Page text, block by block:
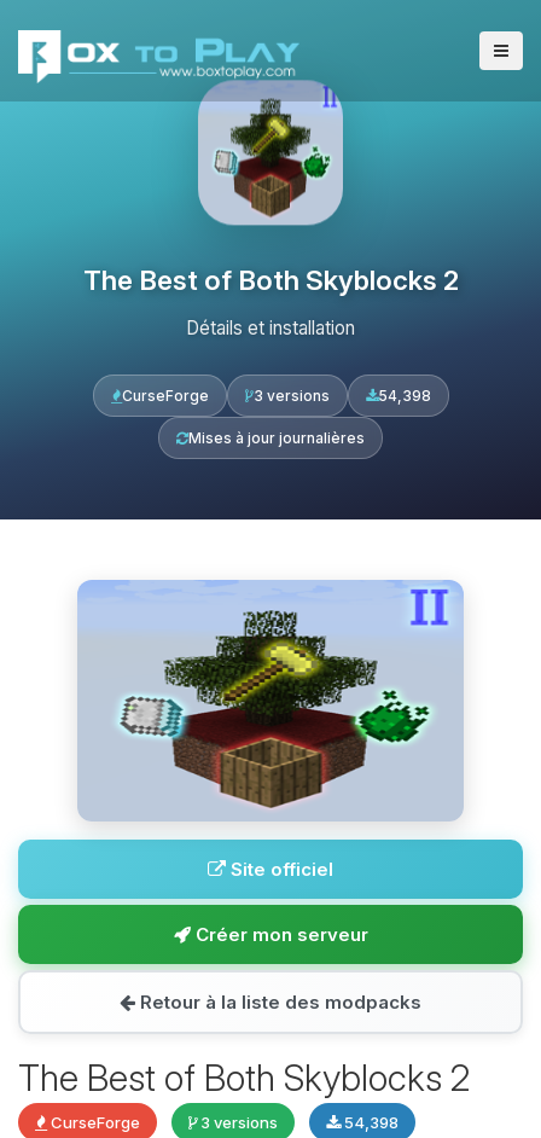
The Best of Both Skyblocks 2
Détails et installation
CurseForge 3 versions 54,398
Mises à jour journalières
Site officiel
Créer mon serveur
Retour à la liste des modpacks
The Best of Both Skyblocks 2
CurseForge 3 versions 54,398